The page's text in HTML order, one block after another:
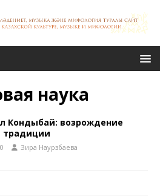
наука
Кондыбай: возрождение
традиции
Зира Наурзбаева